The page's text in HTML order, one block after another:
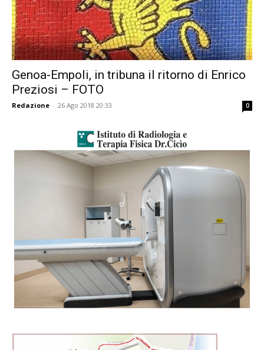
Genoa-Empoli, in tribuna il ritorno di Enrico
Preziosi – FOTO
Redazione - 26 Ago 2018 20:33 0